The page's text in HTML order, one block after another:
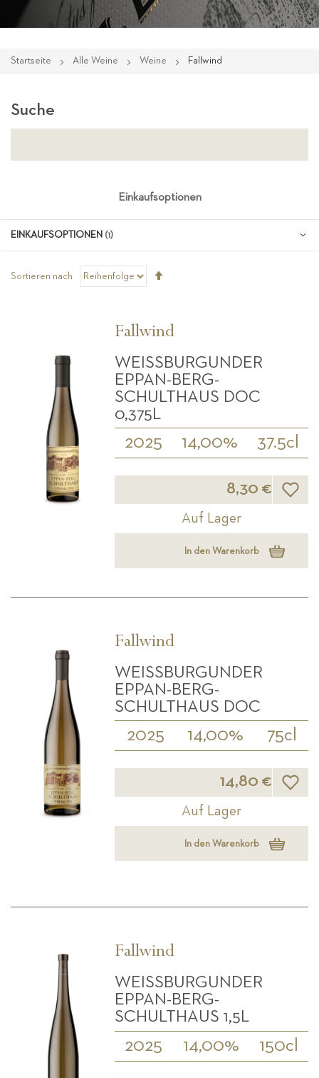
Startseite Alle Weine Weine Fallwind
Sortieren nach
Fallwind
WEISSBURGUNDER E
PPAN-BERG-S
CHULTHAUS DOC 0
,375L
2025 14,00% 37.5cl
8,30 €
Auf Lager
In den Warenkorb
Fallwind
WEISSBURGUNDER E
PPAN-BERG-S
CHULTHAUS DOC
2025 14,00% 75cl
14,80 €
Auf Lager
In den Warenkorb
Fallwind
WEISSBURGUNDER E
PPAN-BERG- S
CHULTHAUS 1,5L
2025 14,00% 150cl
Suche
Einkaufsoptionen
EINKAUFSOPTIONEN